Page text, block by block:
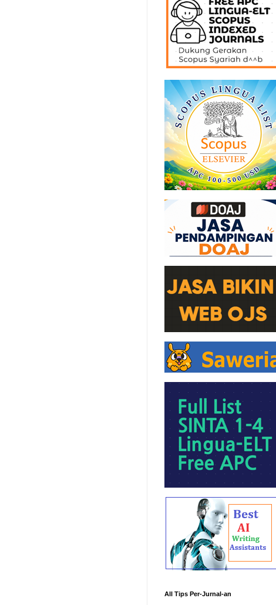
All Tips Per-Jurnal-an